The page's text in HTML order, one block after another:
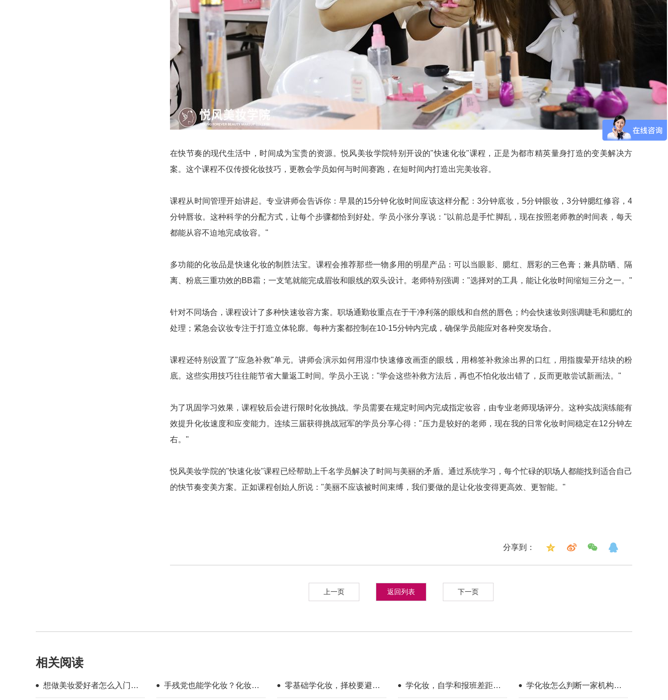
在快节奏的现代生活中，时间成为宝贵的资源。悦风美妆学院特别开设的"快速化妆"课程，正是为都市精英量身打造的变美解决方
案。这个课程不仅传授化妆技巧，更教会学员如何与时间赛跑，在短时间内打造出完美妆容。
课程从时间管理开始讲起。专业讲师会告诉你：早晨的15分钟化妆时间应该这样分配：3分钟底妆，5分钟眼妆，3分钟腮红修容，4
分钟唇妆。这种科学的分配方式，让每个步骤都恰到好处。学员小张分享说："以前总是手忙脚乱，现在按照老师教的时间表，每天
都能从容不迫地完成妆容。"
多功能的化妆品是快速化妆的制胜法宝。课程会推荐那些一物多用的明星产品：可以当眼影、腮红、唇彩的三色膏；兼具防晒、隔
离、粉底三重功效的BB霜；一支笔就能完成眉妆和眼线的双头设计。老师特别强调："选择对的工具，能让化妆时间缩短三分之一。"
针对不同场合，课程设计了多种快速妆容方案。职场通勤妆重点在于干净利落的眼线和自然的唇色；约会快速妆则强调睫毛和腮红的
处理；紧急会议妆专注于打造立体轮廓。每种方案都控制在10-15分钟内完成，确保学员能应对各种突发场合。
课程还特别设置了"应急补救"单元。讲师会演示如何用湿巾快速修改画歪的眼线，用棉签补救涂出界的口红，用指腹晕开结块的粉
底。这些实用技巧往往能节省大量返工时间。学员小王说："学会这些补救方法后，再也不怕化妆出错了，反而更敢尝试新画法。"
为了巩固学习效果，课程较后会进行限时化妆挑战。学员需要在规定时间内完成指定妆容，由专业老师现场评分。这种实战演练能有
效提升化妆速度和应变能力。连续三届获得挑战冠军的学员分享心得："压力是较好的老师，现在我的日常化妆时间稳定在12分钟左
右。"
悦风美妆学院的"快速化妆"课程已经帮助上千名学员解决了时间与美丽的矛盾。通过系统学习，每个忙碌的职场人都能找到适合自己
的快节奏变美方案。正如课程创始人所说："美丽不应该被时间束缚，我们要做的是让化妆变得更高效、更智能。"
分享到：
相关阅读
想做美妆爱好者怎么入门？
手残党也能学化妆？化妆学
零基础学化妆，择校要避开
学化妆，自学和报班差距到
学化妆怎么判断一家机构教
上一页 返回列表 下一页